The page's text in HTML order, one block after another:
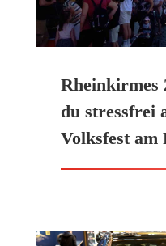
Rheinkirmes
du stressfrei
Volksfest am